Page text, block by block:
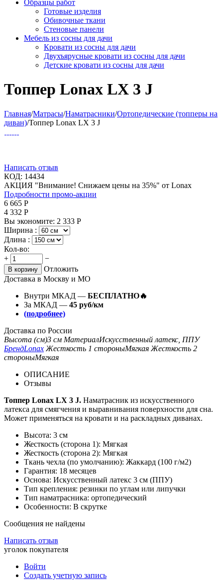
Образцы работ
Готовые изделия
Обивочные ткани
Стеновые панели
Мебель из сосны для дачи
Кровати из сосны для дачи
Двухъярусные кровати из сосны для дачи
Детские кровати из сосны для дачи
Топпер Lonax LX 3 J
Главная/Матрасы/Наматрасники/Ортопедические (топперы на
диван)/Топпер Lonax LX 3 J
Написать отзыв
КОД: 14434
АКЦИЯ "Внимание! Снижаем цены на 35%" от Lonax
Подробности промо-акции
6 665 Р
4 332 Р
Вы экономите: 2 333 Р
Ширина :
Длина :
Кол-во:
+
−
В корзину
Отложить
Доставка в Москву и МО
Внутри МКАД — БЕСПЛАТНО🔥
За МКАД — 45 руб/км
(подробнее)
Доставка по России
Высота (см)3 см МатериалИскусственный латекс, ППУ
БрендLonax Жесткость 1 стороныМягкая Жесткость 2
стороныМягкая
ОПИСАНИЕ
Отзывы
Топпер Lonax LX 3 J. Наматрасник из искусственного
латекса для смягчения и выравнивания поверхности для сна.
Может применяться на кровати и на раскладных диванах.
Высота: 3 см
Жесткость (сторона 1): Мягкая
Жесткость (сторона 2): Мягкая
Ткань чехла (по умолчанию): Жаккард (100 г/м2)
Гарантия: 18 месяцев
Основа: Искусственный латекс 3 см (ППУ)
Тип крепления: резинки по углам или липучки
Тип наматрасника: ортопедический
Особенности: В скрутке
Сообщения не найдены
Написать отзыв
уголок покупателя
Войти
Создать учетную запись